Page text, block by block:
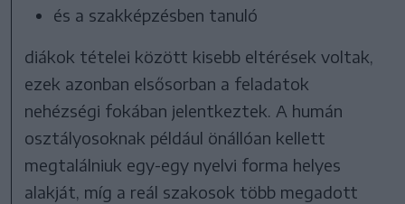
és a szakképzésben tanuló
diákok tételei között kisebb eltérések voltak,
ezek azonban elsősorban a feladatok
nehézségi fokában jelentkeztek. A humán
osztályosoknak például önállóan kellett
megtalálniuk egy-egy nyelvi forma helyes
alakját, míg a reál szakosok több megadott